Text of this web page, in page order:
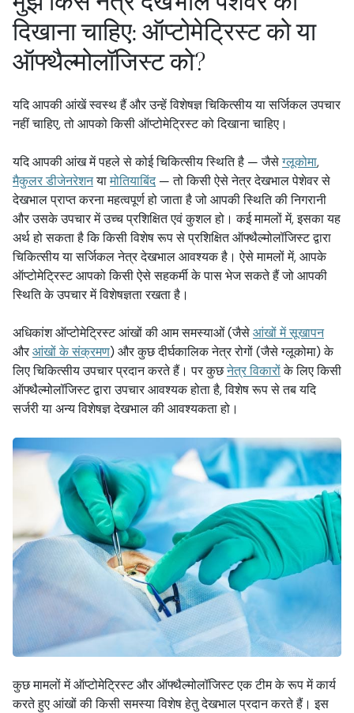
दिखाना चाहिए: ऑप्टोमेट्रिस्ट को या
ऑफ्थैल्मोलॉजिस्ट को?
यदि आपकी आंखें स्वस्थ हैं और उन्हें विशेषज्ञ चिकित्सीय या सर्जिकल उपचार
नहीं चाहिए, तो आपको किसी ऑप्टोमेट्रिस्ट को दिखाना चाहिए।
यदि आपकी आंख में पहले से कोई चिकित्सीय स्थिति है — जैसेग्लूकोमा,
मैकुलर डीजेनरेशनयामोतियाबिंद— तो किसी ऐसे नेत्र देखभाल पेशेवर से
देखभाल प्राप्त करना महत्वपूर्ण हो जाता है जो आपकी स्थिति की निगरानी
और उसके उपचार में उच्च प्रशिक्षित एवं कुशल हो। कई मामलों में, इसका यह
अर्थ हो सकता है कि किसी विशेष रूप से प्रशिक्षित ऑफ्थैल्मोलॉजिस्ट द्वारा
चिकित्सीय या सर्जिकल नेत्र देखभाल आवश्यक है। ऐसे मामलों में, आपके
ऑप्टोमेट्रिस्ट आपको किसी ऐसे सहकर्मी के पास भेज सकते हैं जो आपकी
स्थिति के उपचार में विशेषज्ञता रखता है।
अधिकांश ऑप्टोमेट्रिस्ट आंखों की आम समस्याओं (जैसेआंखों में सूखापन
औरआंखों के संक्रमण) और कुछ दीर्घकालिक नेत्र रोगों (जैसे ग्लूकोमा) के
लिए चिकित्सीय उपचार प्रदान करते हैं। पर कुछनेत्र विकारोंके लिए किसी
ऑफ्थैल्मोलॉजिस्ट द्वारा उपचार आवश्यक होता है, विशेष रूप से तब यदि
सर्जरी या अन्य विशेषज्ञ देखभाल की आवश्यकता हो।
कुछ मामलों में ऑप्टोमेट्रिस्ट और ऑफ्थैल्मोलॉजिस्ट एक टीम के रूप में कार्य
करते हुए आंखों की किसी समस्या विशेष हेतु देखभाल प्रदान करते हैं। इस